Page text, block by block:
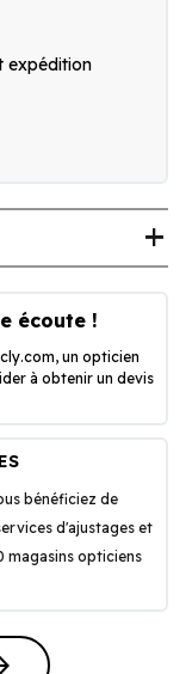
expédition
add
écoute !
, un opticien
à obtenir un devis
bénéficiez de
d'ajustages et
magasins opticiens